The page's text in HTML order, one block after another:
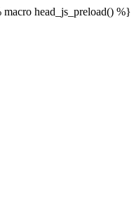
head_js_preload() %}